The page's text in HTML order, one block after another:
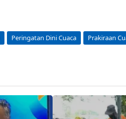
Peringatan Dini Cuaca Prakiraan